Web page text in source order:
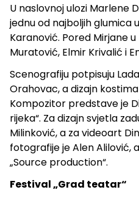
U naslovnoj ulozi Marlene
jednu od najboljih glumica
Karanović. Pored Mirjane
Muratović, Elmir Krivalić i
Scenografiju potpisuju
Orahovac, a dizajn
Kompozitor predstave je
rijeka“. Za dizajn svjetla
Milinković, a za videoart
fotografije je Alen Alilović,
„Source production“.
Festival „Grad teatar“